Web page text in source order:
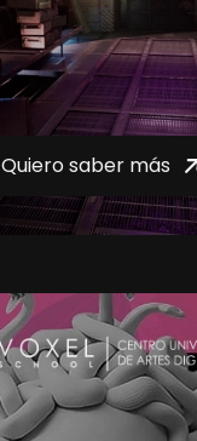
Quiero saber más